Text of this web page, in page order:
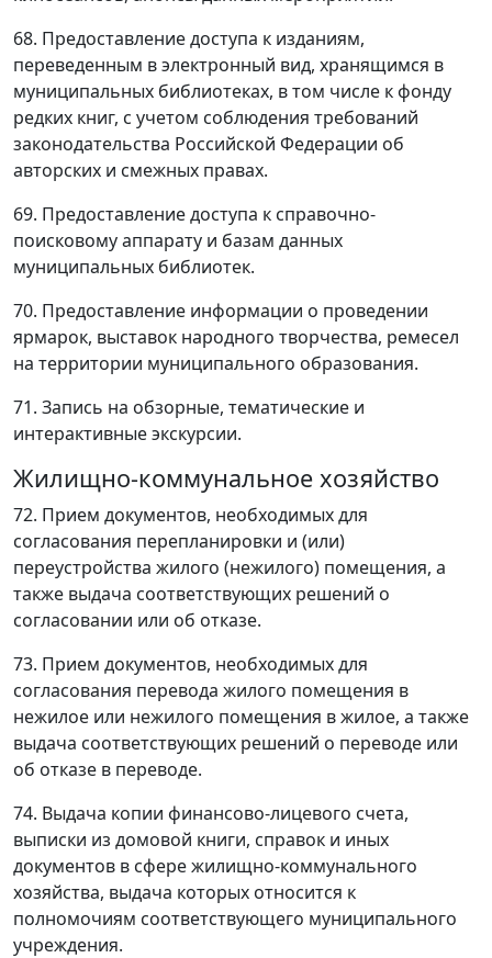
68. Предоставление доступа к изданиям,
переведенным в электронный вид, хранящимся в
муниципальных библиотеках, в том числе к фонду
редких книг, с учетом соблюдения требований
законодательства Российской Федерации об
авторских и смежных правах.
69. Предоставление доступа к справочно-
поисковому аппарату и базам данных
муниципальных библиотек.
70. Предоставление информации о проведении
ярмарок, выставок народного творчества, ремесел
на территории муниципального образования.
71. Запись на обзорные, тематические и
интерактивные экскурсии.
Жилищно-коммунальное хозяйство
72. Прием документов, необходимых для
согласования перепланировки и (или)
переустройства жилого (нежилого) помещения, а
также выдача соответствующих решений о
согласовании или об отказе.
73. Прием документов, необходимых для
согласования перевода жилого помещения в
нежилое или нежилого помещения в жилое, а также
выдача соответствующих решений о переводе или
об отказе в переводе.
74. Выдача копии финансово-лицевого счета,
выписки из домовой книги, справок и иных
документов в сфере жилищно-коммунального
хозяйства, выдача которых относится к
полномочиям соответствующего муниципального
учреждения.